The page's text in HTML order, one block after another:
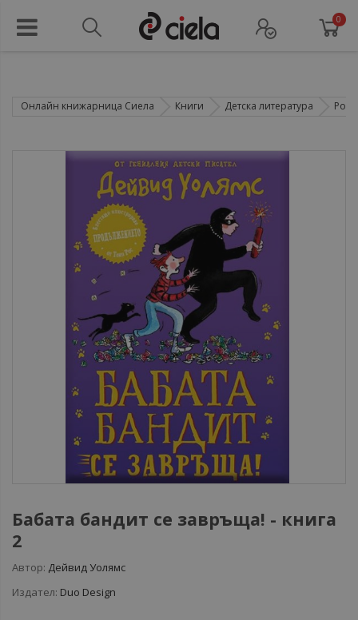
0
Онлайн книжарница Сиела Книги Детска литература
Бабата бандит се завръща! - книга
2
Автор: Дейвид Уолямс
Издател: Duo Design